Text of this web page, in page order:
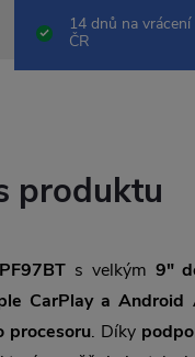
14 dnů na
ČR
produktu
s velkým 9"
CarPlay a Android
procesoru. Díky